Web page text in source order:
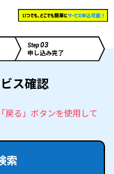
Step03
申し込み完了
ス確認
る」ボタンを使用して
索